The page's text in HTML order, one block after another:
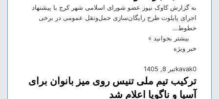
به گزارش کاوک نیوز عضو شورای اسلامی شهر کرج با پیشنهاد
اجرای پایلوت طرح رایگان‌سازی حمل‌ونقل عمومی در برخی
خطوط…
بیشتر بخوانید »
خبر ویژه
kavakتیر 8, 1405 0
ترکیب تیم ملی تنیس روی میز بانوان برای
آسیا و ناگویا اعلام شد